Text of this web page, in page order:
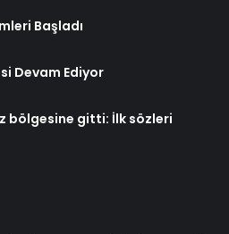
Başladı
Devam Ediyor
bölgesine gitti: İlk sözleri